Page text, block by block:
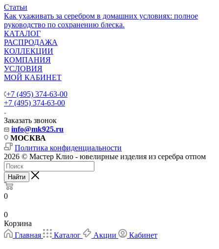
Статьи
Как ухаживать за серебром в домашних условиях: полное
руководство по сохранению блеска.
КАТАЛОГ
РАСПРОДАЖА
КОЛЛЕКЦИИ
КОМПАНИЯ
УСЛОВИЯ
МОЙ КАБИНЕТ
+7 (495) 374-63-00
+7 (495) 374-63-00
Заказать звонок
info@mk925.ru
МОСКВА
Политика конфиденциальности
2026 © Мастер Клио - ювелирные изделия из серебра отпом
Найти
0
0
Корзина
Главная
Каталог Акции Кабинет